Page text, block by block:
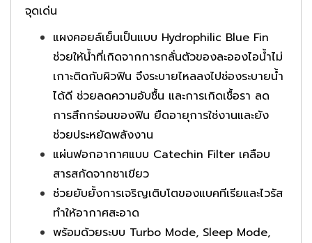
จุดเด่น
แผงคอยล์เย็นเป็นแบบ Hydrophilic Blue Fin
ช่วยให้น้ำที่เกิดจากการกลั่นตัวของละอองไอน้ำไม่
เกาะติดกับผิวฟิน จึงระบายไหลลงไปช่องระบายน้ำ
ได้ดี ช่วยลดความอับชื้น และการเกิดเชื้อรา ลด
การสึกกร่อนของฟิน ยืดอายุการใช่งานและยัง
ช่วยประหยัดพลังงาน
แผ่นฟอกอากาศแบบ Catechin Filter เคลือบ
สารสกัดจากชาเขียว
ช่วยยับยั้งการเจริญเติบโตของแบคทีเรียและไวรัส
ทําให้อากาศสะอาด
พร้อมด้วยระบบ Turbo Mode, Sleep Mode,